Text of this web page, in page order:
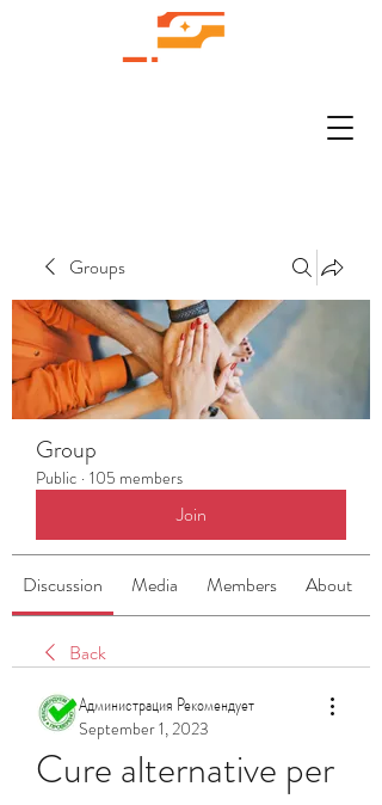
Groups
Group
Public · 105 members
Join
Discussion Media Members About
Back
Администрация Рекомендует
September 1, 2023
Cure alternative per